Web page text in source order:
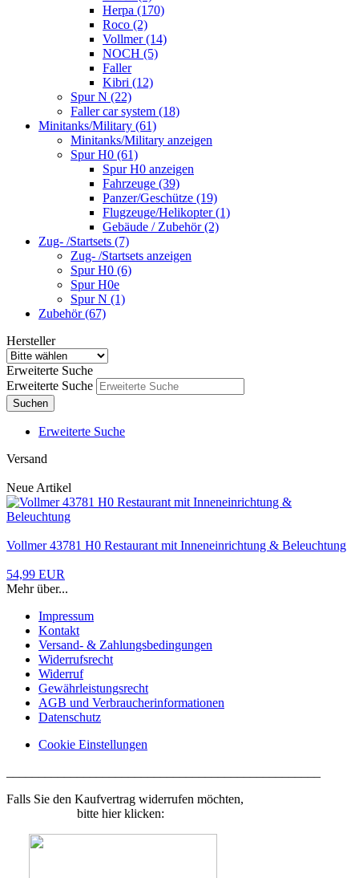
Herpa (170)
Roco (2)
Vollmer (14)
NOCH (5)
Faller
Kibri (12)
Spur N (22)
Faller car system (18)
Minitanks/Military (61)
Minitanks/Military anzeigen
Spur H0 (61)
Spur H0 anzeigen
Fahrzeuge (39)
Panzer/Geschütze (19)
Flugzeuge/Helikopter (1)
Gebäude / Zubehör (2)
Zug- /Startsets (7)
Zug- /Startsets anzeigen
Spur H0 (6)
Spur H0e
Spur N (1)
Zubehör (67)
Hersteller
Erweiterte Suche
Erweiterte Suche
Suchen
Erweiterte Suche
Versand
Neue Artikel
Vollmer 43781 H0 Restaurant mit Inneneinrichtung & Beleuchtung
54,99 EUR
Mehr über...
Impressum
Kontakt
Versand- & Zahlungsbedingungen
Widerrufsrecht
Widerruf
Gewährleistungsrecht
AGB und Verbraucherinformationen
Datenschutz
Cookie Einstellungen
Falls Sie den Kaufvertrag widerrufen möchten,
bitte hier klicken: